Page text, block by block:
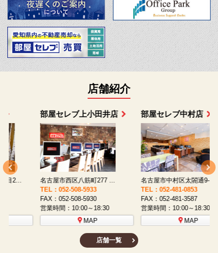
店舗紹介
部屋セレブ上小田井店
名古屋市西区八筋町277 ...
TEL：052-508-5933
FAX：052-508-5930
営業時間：10:00～18:30
部屋セレブ中村店
名古屋市中村区太閤通9-1...
TEL：052-481-0853
FAX：052-481-3587
営業時間：10:00～18:30
店舗一覧